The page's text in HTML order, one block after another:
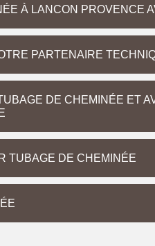
À LANCON PROVENCE
PARTENAIRE
DE CHEMINÉE ET
TUBAGE DE CHEMINÉE